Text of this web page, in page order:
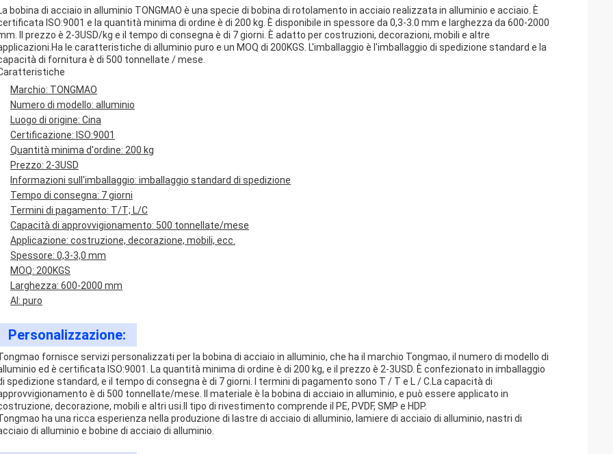
bobina di acciaio in alluminio TONGMAO è una specie di bobina di rotolamento in acciaio realizzata in alluminio e acciaio. È
ISO:9001 e la quantità minima di ordine è di 200 kg. È disponibile in spessore da 0,3-3.0 mm e larghezza da 600-2000
Il prezzo è 2-3USD/kg e il tempo di consegna è di 7 giorni. È adatto per costruzioni, decorazioni, mobili e altre
le caratteristiche di alluminio puro e un MOQ di 200KGS. L'imballaggio è l'imballaggio di spedizione standard e la
di fornitura è di 500 tonnellate / mese.
Marchio: TONGMAO
Numero di modello: alluminio
Luogo di origine: Cina
Certificazione: ISO:9001
Quantità minima d'ordine: 200 kg
Prezzo: 2-3USD
Informazioni sull'imballaggio: imballaggio standard di spedizione
Tempo di consegna: 7 giorni
Termini di pagamento: T/T; L/C
Capacità di approvvigionamento: 500 tonnellate/mese
Applicazione: costruzione, decorazione, mobili, ecc.
Spessore: 0,3-3,0 mm
MOQ: 200KGS
Larghezza: 600-2000 mm
Al: puro
Personalizzazione:
fornisce servizi personalizzati per la bobina di acciaio in alluminio, che ha il marchio Tongmao, il numero di modello di
ed è certificata ISO:9001. La quantità minima di ordine è di 200 kg, e il prezzo è 2-3USD. È confezionato in imballaggio
spedizione standard, e il tempo di consegna è di 7 giorni. I termini di pagamento sono T / T e L / C.La capacità di
è di 500 tonnellate/mese. Il materiale è la bobina di acciaio in alluminio, e può essere applicato in
decorazione, mobili e altri usi.Il tipo di rivestimento comprende il PE, PVDF, SMP e HDP.
ha una ricca esperienza nella produzione di lastre di acciaio di alluminio, lamiere di acciaio di alluminio, nastri di
di alluminio e bobine di acciaio di alluminio.